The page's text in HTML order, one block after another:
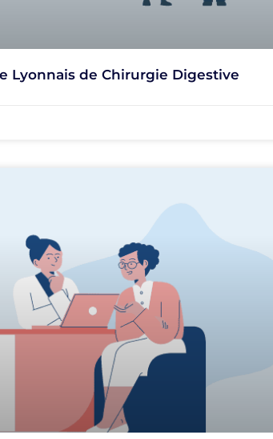
Lyonnais de Chirurgie Digestive